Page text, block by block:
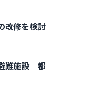
改修を検討
難施設 都